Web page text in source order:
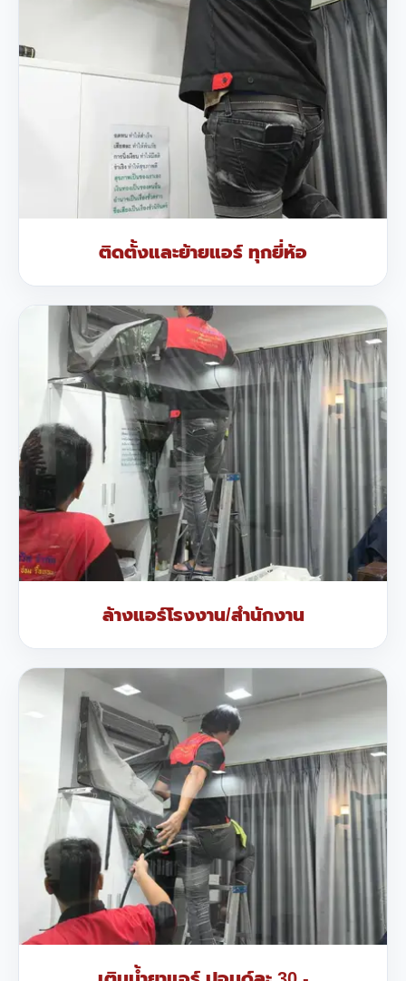
ติดตั้งและย้ายแอร์ ทุกยี่ห้อ
ล้างแอร์โรงงาน/สำนักงาน